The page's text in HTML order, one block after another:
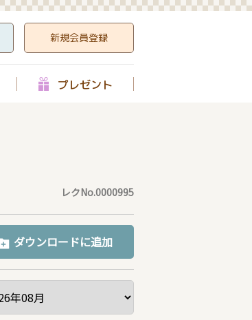
新規会員登録
プレゼント
レクNo.0000995
ダウンロードに追加